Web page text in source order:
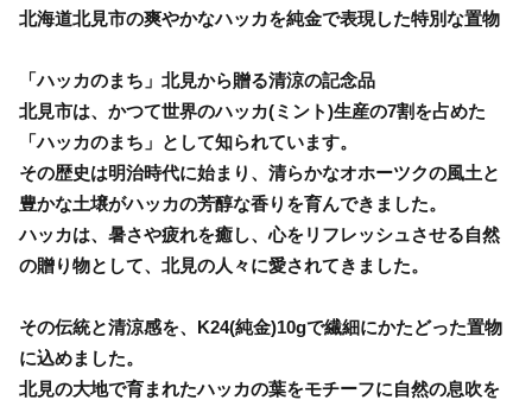
北海道北見市の爽やかなハッカを純金で表現した特別な置物
「ハッカのまち」北見から贈る清涼の記念品
北見市は、かつて世界のハッカ(ミント)生産の7割を占めた
「ハッカのまち」として知られています。
その歴史は明治時代に始まり、清らかなオホーツクの風土と
豊かな土壌がハッカの芳醇な香りを育んできました。
ハッカは、暑さや疲れを癒し、心をリフレッシュさせる自然
の贈り物として、北見の人々に愛されてきました。
その伝統と清涼感を、K24(純金)10gで繊細にかたどった置物
に込めました。
北見の大地で育まれたハッカの葉をモチーフに自然の息吹を